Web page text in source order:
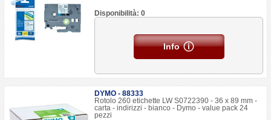
Disponibilità: 0
Info
DYMO - 88333
Rotolo 260 etichette LW S0722390 - 36 x 89 mm -
carta - indirizzi - bianco - Dymo - value pack 24
pezzi